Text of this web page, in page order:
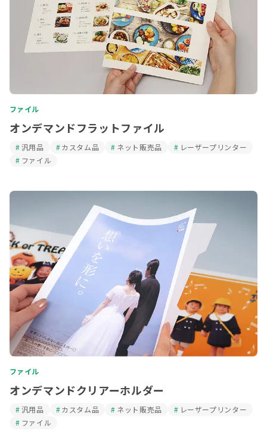
ファイル
オンデマンドフラットファイル
汎用品 カスタム品 ネット販売品
レーザープリンター
ファイル
ファイル
オンデマンドクリアーホルダー
汎用品 カスタム品 ネット販売品
レーザープリンター
ファイル